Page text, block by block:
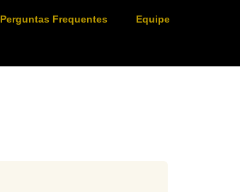
Perguntas Frequentes Equipe